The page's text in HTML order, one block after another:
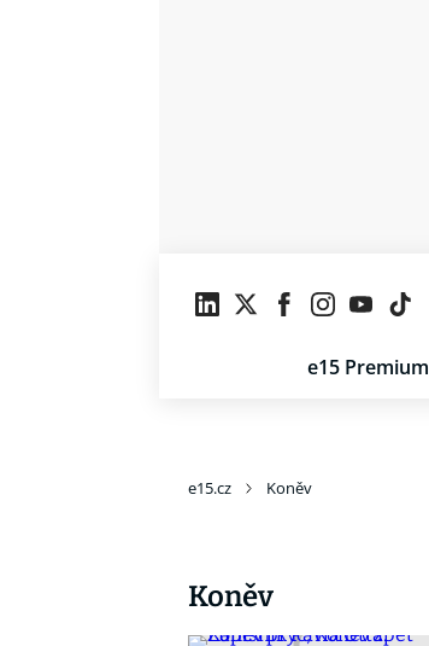
e15 Premium
e15.cz Koněv
Koněv